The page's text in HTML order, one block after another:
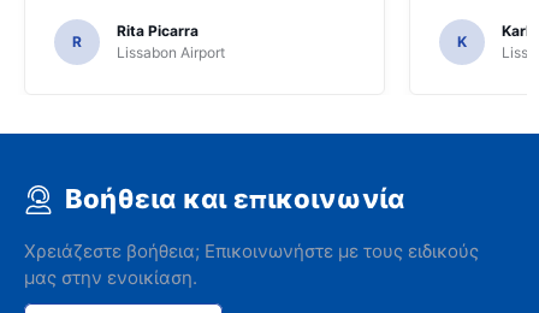
R
Rita Picarra
Lissabon Airport
K
Karl
Βοήθεια και επικοινωνία
Χρειάζεστε βοήθεια; Επικοινωνήστε με τους ειδικούς
μας στην ενοικίαση.